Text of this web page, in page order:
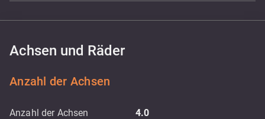
Achsen und Räder
Anzahl der Achsen
Anzahl der Achsen 4.0